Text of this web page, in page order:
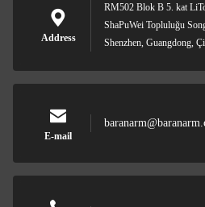
Address
RM502 Blok B 5. kat
ShaPuWei Topluluğu
Shenzhen, Guangdong,
E-mail